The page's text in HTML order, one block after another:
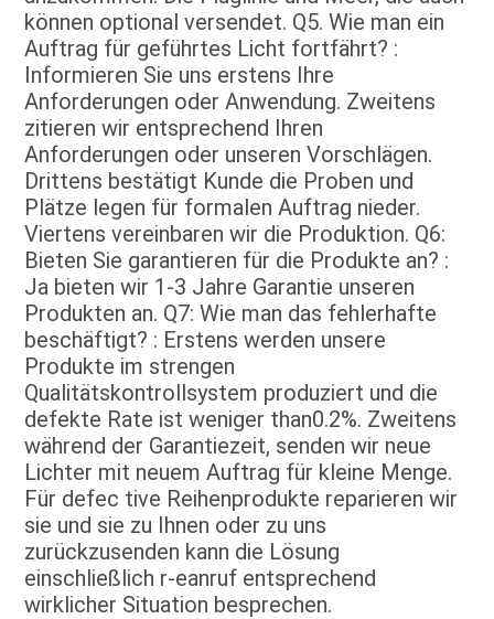
können optional versendet. Q5. Wie man ein
Auftrag für geführtes Licht fortfährt? :
Informieren Sie uns erstens Ihre
Anforderungen oder Anwendung. Zweitens
zitieren wir entsprechend Ihren
Anforderungen oder unseren Vorschlägen.
Drittens bestätigt Kunde die Proben und
Plätze legen für formalen Auftrag nieder.
Viertens vereinbaren wir die Produktion. Q6:
Bieten Sie garantieren für die Produkte an? :
Ja bieten wir 1-3 Jahre Garantie unseren
Produkten an. Q7: Wie man das fehlerhafte
beschäftigt? : Erstens werden unsere
Produkte im strengen
Qualitätskontrollsystem produziert und die
defekte Rate ist weniger than0.2%. Zweitens
während der Garantiezeit, senden wir neue
Lichter mit neuem Auftrag für kleine Menge.
Für defec tive Reihenprodukte reparieren wir
sie und sie zu Ihnen oder zu uns
zurückzusenden kann die Lösung
einschließlich r-eanruf entsprechend
wirklicher Situation besprechen.